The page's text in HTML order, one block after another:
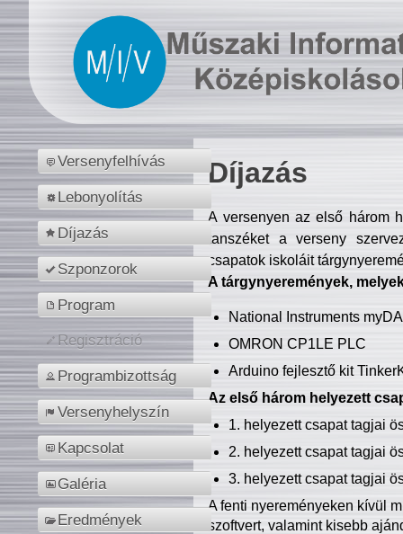
Versenyfelhívás
Lebonyolítás
Díjazás
Szponzorok
Program
Regisztráció
Programbizottság
Versenyhelyszín
Kapcsolat
Galéria
Eredmények
Díjazás
A versenyen az első három
tanszéket a verseny
csapatok iskoláit
A tárgynyeremények,
National Instruments
OMRON CP1LE PLC
Arduino fejlesztő kit
Az első három helyezett
1. helyezett csapat tagjai
2. helyezett csapat tagjai
3. helyezett csapat tagjai
A fenti nyereményeken kívül
szoftvert, valamint kisebb